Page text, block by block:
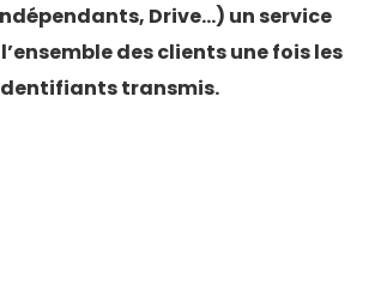
Drive…) un service
des clients une fois les
transmis.